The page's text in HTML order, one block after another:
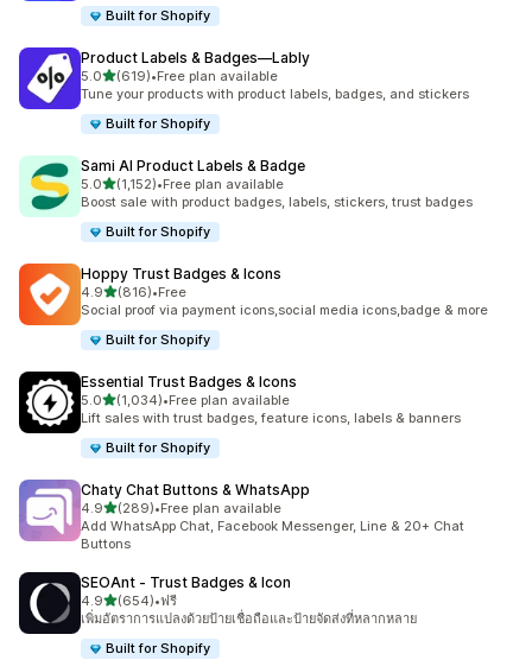
Built for Shopify
Product Labels & Badges—Lably
5.0เต็ม 5 ดาว
(619)
ทั้งหมด 619 รีวิว
•Free plan available
Tune your products with product labels, badges, and stickers
Built for Shopify
Sami AI Product Labels & Badge
5.0เต็ม 5 ดาว
(1,152)
ทั้งหมด 1152 รีวิว
•Free plan available
Boost sale with product badges, labels, stickers, trust badges
Built for Shopify
Hoppy Trust Badges & Icons
4.9เต็ม 5 ดาว
(816)
ทั้งหมด 816 รีวิว
•Free
Social proof via payment icons,social media icons,badge & more
Built for Shopify
Essential Trust Badges & Icons
5.0เต็ม 5 ดาว
(1,034)
ทั้งหมด 1034 รีวิว
•Free plan available
Lift sales with trust badges, feature icons, labels & banners
Built for Shopify
Chaty Chat Buttons & WhatsApp
4.9เต็ม 5 ดาว
(289)
ทั้งหมด 289 รีวิว
•Free plan available
Add WhatsApp Chat, Facebook Messenger, Line & 20+ Chat
Buttons
SEOAnt ‑ Trust Badges & Icon
4.9เต็ม 5 ดาว
(654)
ทั้งหมด 654 รีวิว
•ฟรี
เพิ่มอัตราการแปลงด้วยป้ายเชื่อถือและป้ายจัดส่งที่หลากหลาย
Built for Shopify